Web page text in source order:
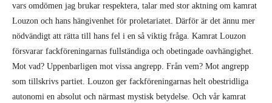
vars omdömen jag brukar respektera, talar med stor aktning om kamrat
Louzon och hans hängivenhet för proletariatet. Därför är det ännu mer
nödvändigt att rätta till hans fel i en så viktig fråga. Kamrat Louzon
försvarar fackföreningarnas fullständiga och obetingade oav­hängighet.
Mot vad? Uppenbarligen mot vissa angrepp. Från vem? Mot angrepp
som tillskrivs partiet. Louzon ger fackföreningarnas helt obestridliga
autonomi en absolut och närmast mystisk betydelse. Och vår kamrat